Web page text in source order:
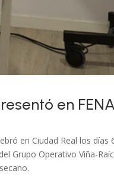
en
en Ciudad Real los días
Grupo Operativo Viña-